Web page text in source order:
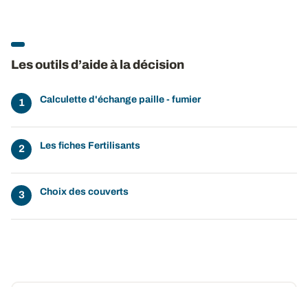
Les outils d’aide à la décision
Calculette d'échange paille - fumier
Les fiches Fertilisants
Choix des couverts